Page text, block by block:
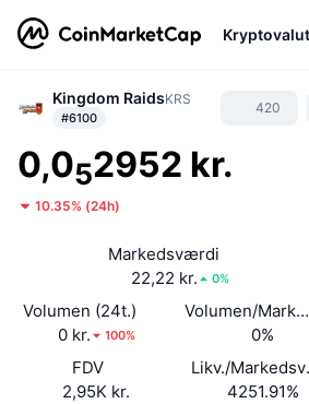
Kingdom RaidsKRS
#6100
420
0,052952 kr.
10.35% (24h)
Markedsværdi
22,22 kr.
0%
Volumen (24t.)
0 kr.
100%
Volumen/
0%
FDV
2,95K kr.
Likv./
4251.91%